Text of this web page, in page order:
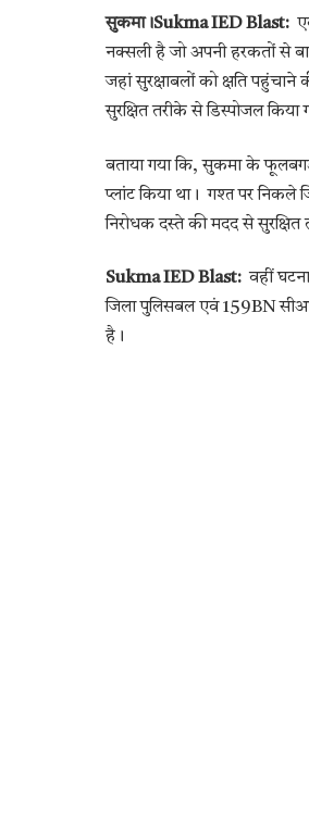
सुकमा।Sukma IED Blast:
नक्सली है जो अपनी हरकतों से
जहां सुरक्षाबलों को क्षति पहुंचाने
सुरक्षित तरीके से डिस्पोजल किया
बताया गया कि, सुकमा के
प्लांट किया था। गश्त पर
निरोधक दस्ते की मदद से सुरक्षित
Sukma IED Blast:वहीं घटना
जिला पुलिसबल एवं 159BN
है।